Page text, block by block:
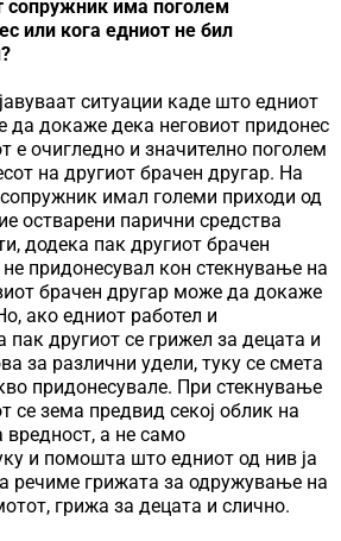
сопружник има поголем
или кога едниот не бил
ситуации каде што едниот
да докаже дека неговиот придонес
е очигледно и значително поголем
на другиот брачен другар. На
имал големи приходи од
остварени парични средства
додека пак другиот брачен
придонесувал кон стекнување на
брачен другар може да докаже
ако едниот работел и
пак другиот се грижел за децата и
за различни удели, туку се смета
придонесувале. При стекнување
се зема предвид секој облик на
вредност, а не само
и помошта што едниот од нив ја
речиме грижата за одружување на
грижа за децата и слично.